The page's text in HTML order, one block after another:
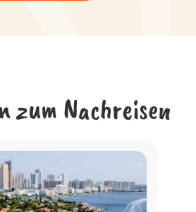
zum Nachreisen